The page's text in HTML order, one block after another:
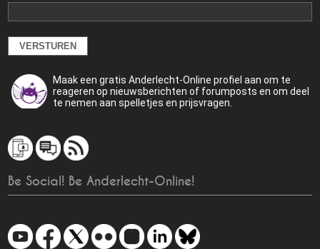
Maak een gratis Anderlecht-Online profiel aan om te
reageren op nieuwsberichten of forumposts en om deel
te nemen aan spelletjes en prijsvragen.
Be Social! Be Anderlecht-Online!